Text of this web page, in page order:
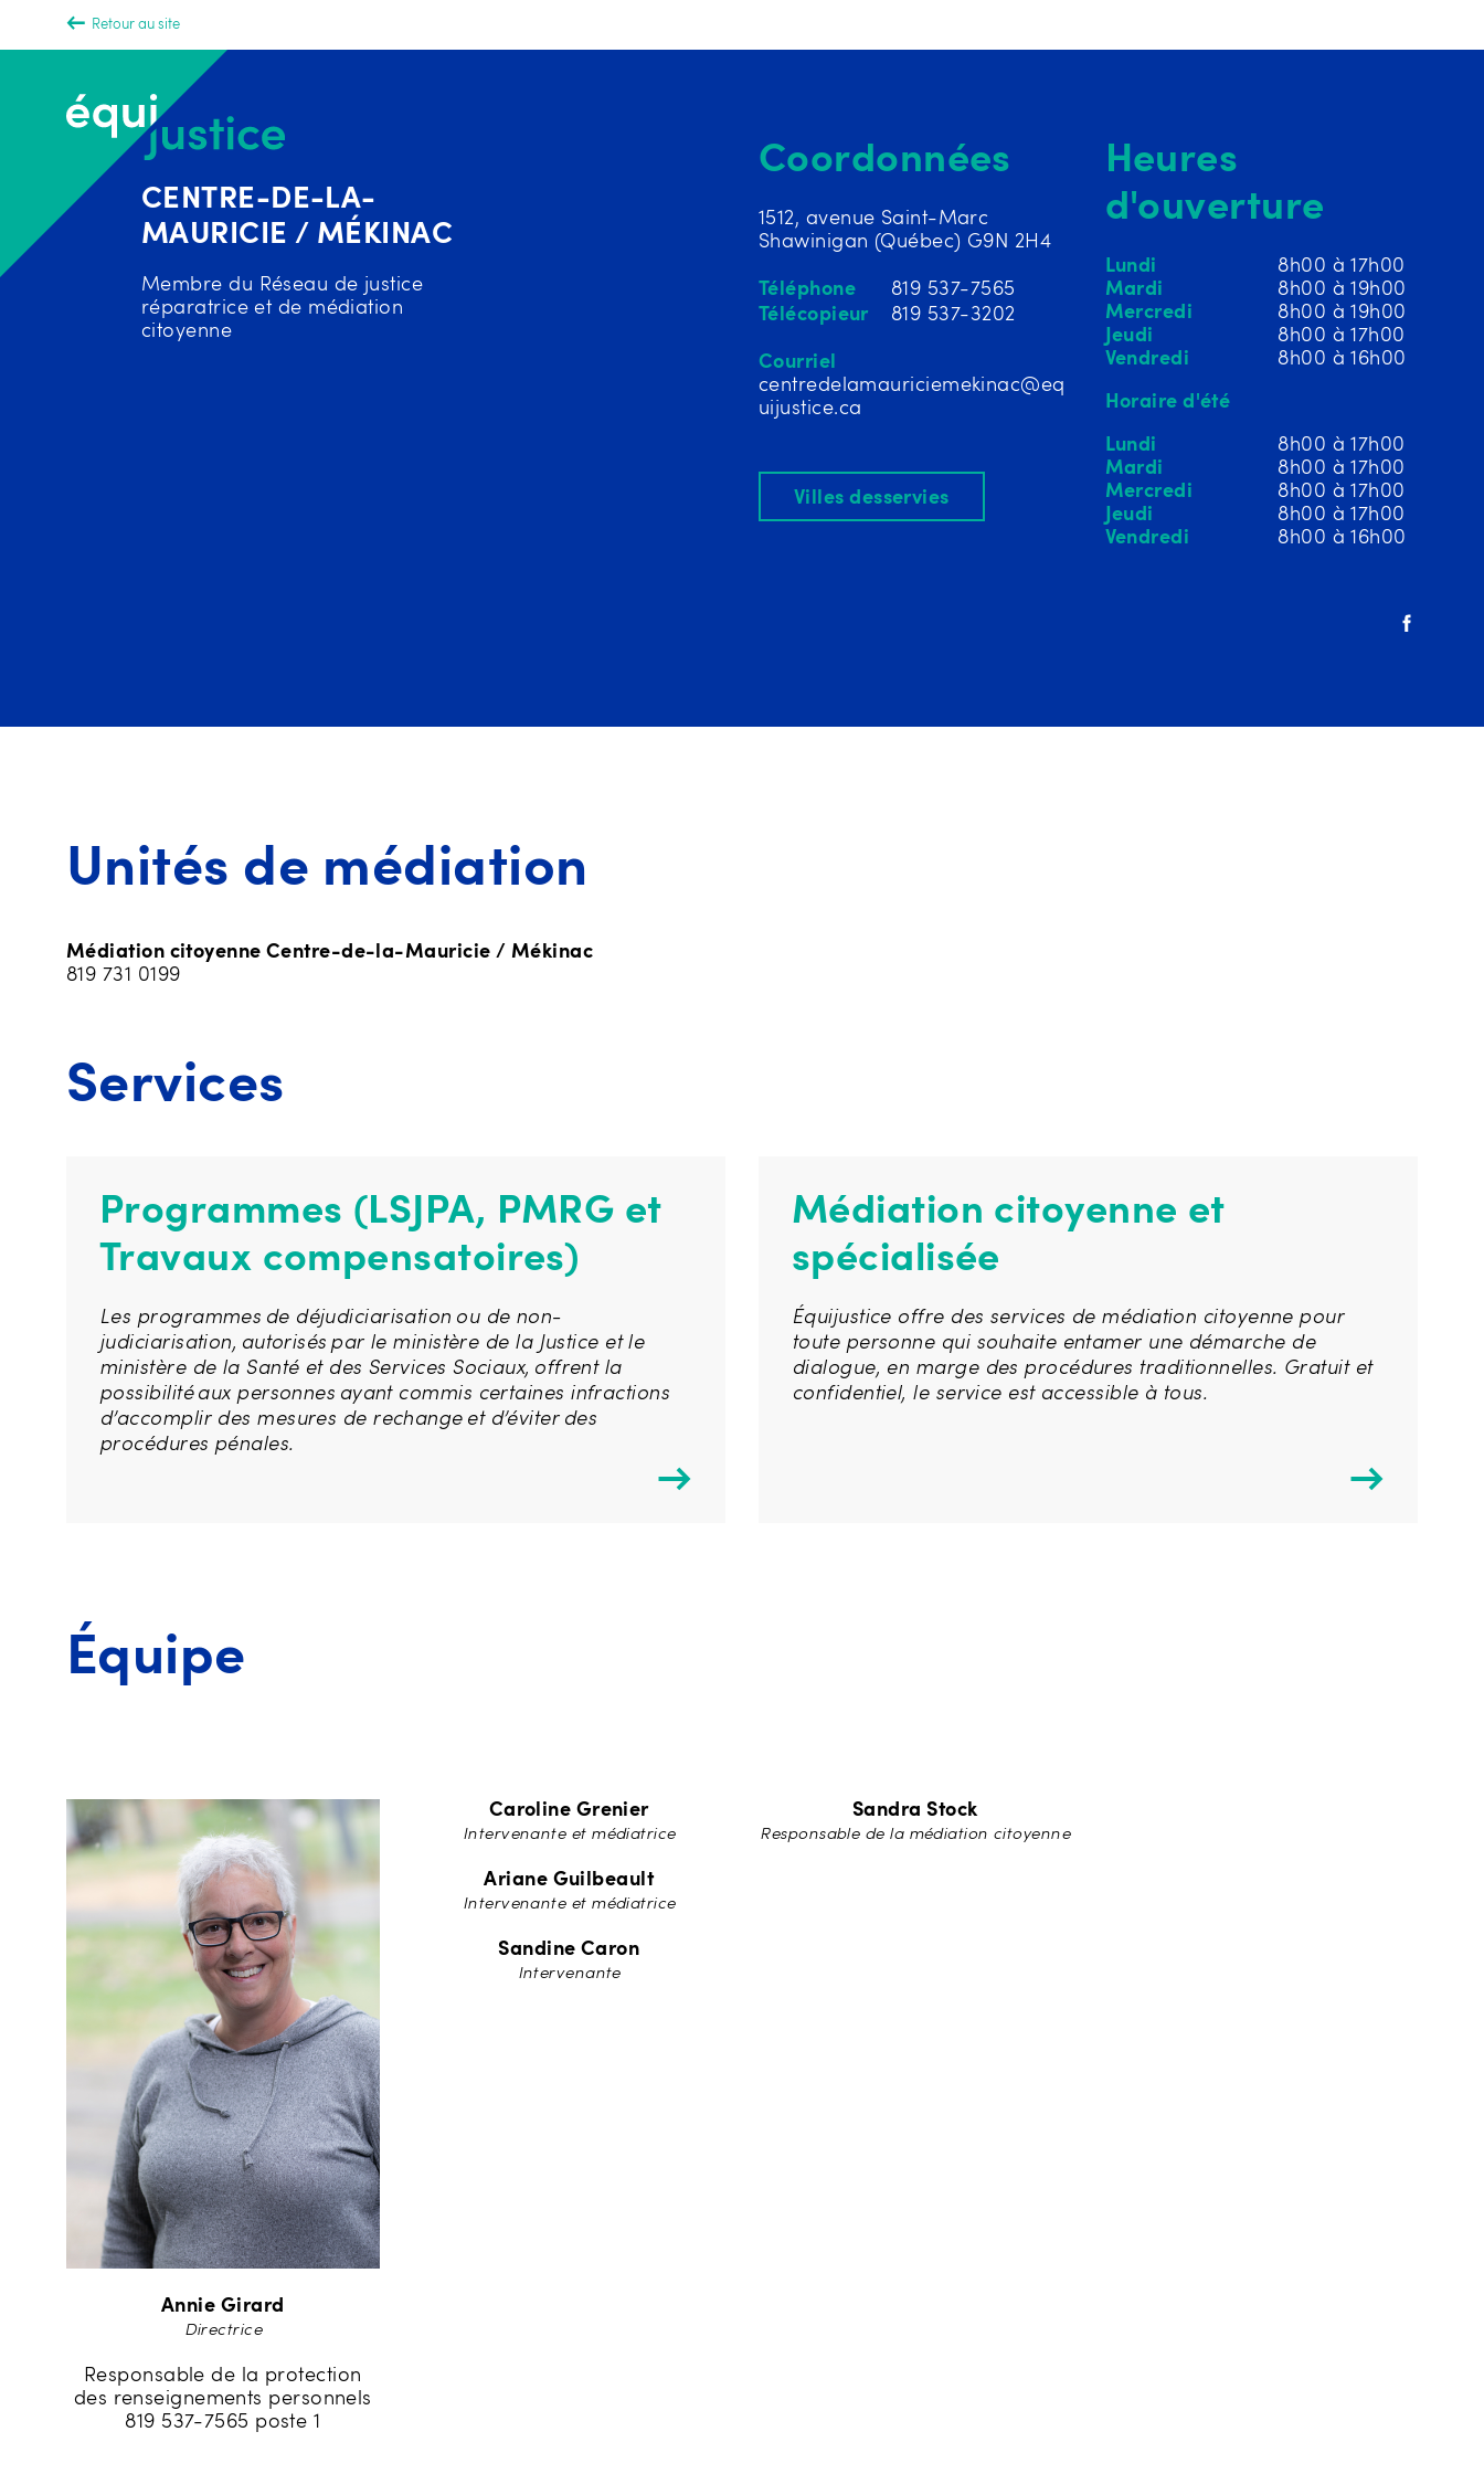
Retour au site
CENTRE-DE-LA-
MAURICIE / MÉKINAC
Membre du Réseau de justice
réparatrice et de médiation
citoyenne
Coordonnées
1512, avenue Saint-Marc
Shawinigan (Québec) G9N 2H4
Téléphone
819 537-7565
Télécopieur
819 537-3202
Courriel
centredelamauriciemekinac@eq
uijustice.ca
Villes desservies
Heures
d'ouverture
Lundi
8h00 à 17h00
Mardi
8h00 à 19h00
Mercredi
8h00 à 19h00
Jeudi
8h00 à 17h00
Vendredi
8h00 à 16h00
Horaire d'été
Lundi
8h00 à 17h00
Mardi
8h00 à 17h00
Mercredi
8h00 à 17h00
Jeudi
8h00 à 17h00
Vendredi
8h00 à 16h00
Unités de médiation
Médiation citoyenne Centre-de-la-Mauricie / Mékinac
819 731 0199
Services
Programmes (LSJPA, PMRG et
Travaux compensatoires)
Les programmes de déjudiciarisation ou de non-
judiciarisation, autorisés par le ministère de la Justice et le
ministère de la Santé et des Services Sociaux, offrent la
possibilité aux personnes ayant commis certaines infractions
d’accomplir des mesures de rechange et d’éviter des
procédures pénales.
Médiation citoyenne et
spécialisée
Équijustice offre des services de médiation citoyenne pour
toute personne qui souhaite entamer une démarche de
dialogue, en marge des procédures traditionnelles. Gratuit et
confidentiel, le service est accessible à tous.
Équipe
Annie Girard
Directrice
Responsable de la protection
des renseignements personnels
819 537-7565 poste 1
Caroline Grenier
Intervenante et médiatrice
Ariane Guilbeault
Intervenante et médiatrice
Sandine Caron
Intervenante
Sandra Stock
Responsable de la médiation citoyenne